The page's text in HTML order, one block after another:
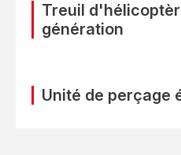
Treuil
génération
Unité de perçage